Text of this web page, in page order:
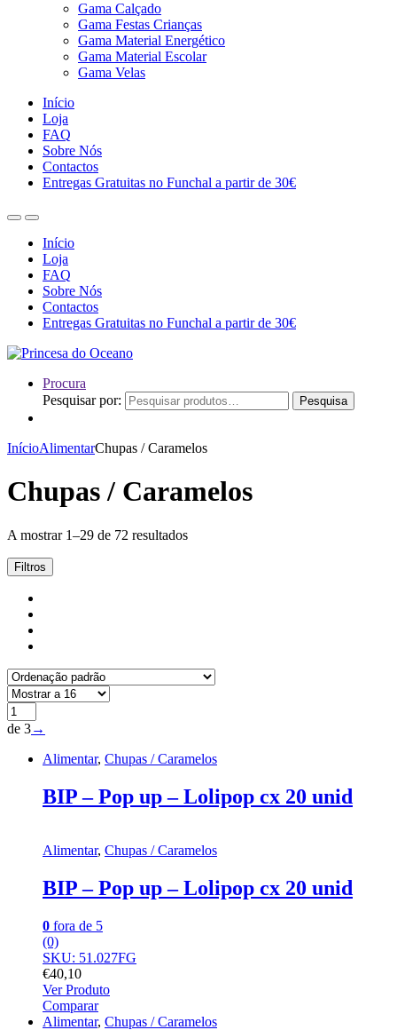
Gama Calçado
Gama Festas Crianças
Gama Material Energético
Gama Material Escolar
Gama Velas
Início
Loja
FAQ
Sobre Nós
Contactos
Entregas Gratuitas no Funchal a partir de 30€
Início
Loja
FAQ
Sobre Nós
Contactos
Entregas Gratuitas no Funchal a partir de 30€
Procura
Pesquisar por:
Pesquisa
InícioAlimentarChupas / Caramelos
Chupas / Caramelos
A mostrar 1–29 de 72 resultados
Filtros
de 3→
Alimentar, Chupas / Caramelos
BIP – Pop up – Lolipop cx 20 unid
Alimentar, Chupas / Caramelos
BIP – Pop up – Lolipop cx 20 unid
0 fora de 5
(0)
SKU: 51.027FG
€40,10
Ver Produto
Comparar
Alimentar, Chupas / Caramelos